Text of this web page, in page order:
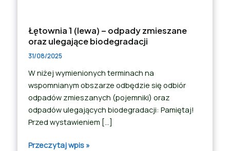
Łętownia 1 (lewa) – odpady zmieszane
oraz ulegające biodegradacji
31/08/2025
W niżej wymienionych terminach na
wspomnianym obszarze odbędzie się odbiór
odpadów zmieszanych (pojemniki) oraz
odpadów ulegających biodegradacji: Pamiętaj!
Przed wystawieniem […]
Przeczytaj wpis »